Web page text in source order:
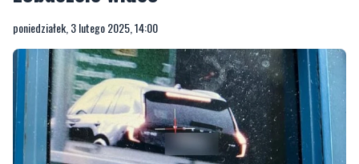
poniedziałek, 3 lutego 2025, 14:00